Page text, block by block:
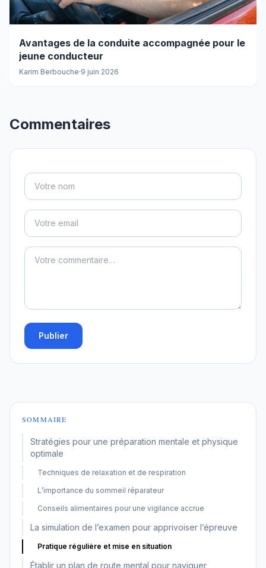
Avantages de la conduite accompagnée pour le
jeune conducteur
Karim Berbouche·9 juin 2026
Commentaires
Publier
SOMMAIRE
Stratégies pour une préparation mentale et physique
optimale
Techniques de relaxation et de respiration
L’importance du sommeil réparateur
Conseils alimentaires pour une vigilance accrue
La simulation de l’examen pour apprivoiser l’épreuve
Pratique régulière et mise en situation
Établir un plan de route mental pour naviguer